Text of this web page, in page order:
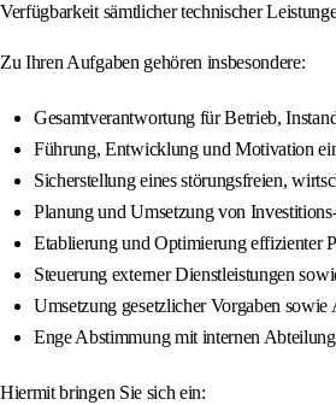
Verfügbarkeit sämtlicher technischer
Zu Ihren Aufgaben gehören insbesondere:
Gesamtverantwortung für Betrieb,
Führung, Entwicklung und Motivation
Sicherstellung eines störungsfreien,
Planung und Umsetzung von
Etablierung und Optimierung effizienter
Steuerung externer Dienstleistungen
Umsetzung gesetzlicher Vorgaben
Enge Abstimmung mit internen
Hiermit bringen Sie sich ein: